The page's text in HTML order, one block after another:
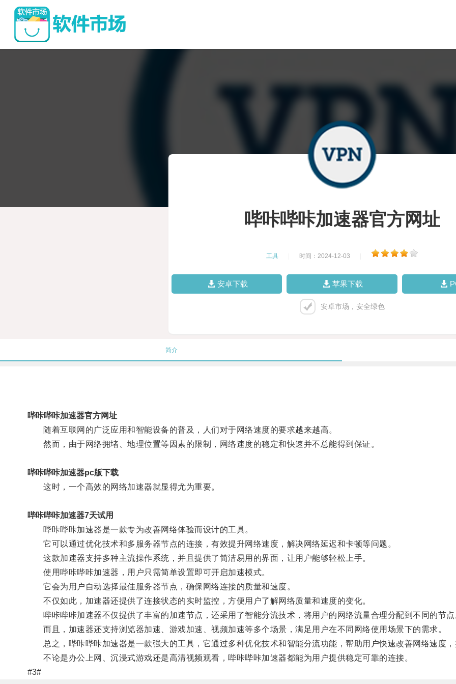
哔咔哔咔加速器官方网址
工具 时间：2024-12-03
安卓下载 苹果下载
安卓市场，安全绿色
简介
哔咔哔咔加速器官方网址
随着互联网的广泛应用和智能设备的普及，人们对于网络速度的要求越来越高。
然而，由于网络拥堵、地理位置等因素的限制，网络速度的稳定和快速并不总能得到保证。
哔咔哔咔加速器pc版下载
这时，一个高效的网络加速器就显得尤为重要。
哔咔哔咔加速器7天试用
哔咔哔咔加速器是一款专为改善网络体验而设计的工具。
它可以通过优化技术和多服务器节点的连接，有效提升网络速度，解决网络延迟和卡顿等问题。
这款加速器支持多种主流操作系统，并且提供了简洁易用的界面，让用户能够轻松上手。
使用哔咔哔咔加速器，用户只需简单设置即可开启加速模式。
它会为用户自动选择最佳服务器节点，确保网络连接的质量和速度。
不仅如此，加速器还提供了连接状态的实时监控，方便用户了解网络质量和速度的变化。
哔咔哔咔加速器不仅提供了丰富的加速节点，还采用了智能分流技术，将用户的网络流量合理分配到不同的节点
而且，加速器还支持浏览器加速、游戏加速、视频加速等多个场景，满足用户在不同网络使用场景下的需求。
总之，哔咔哔咔加速器是一款强大的工具，它通过多种优化技术和智能分流功能，帮助用户快速改善网络速度，
不论是办公上网、沉浸式游戏还是高清视频观看，哔咔哔咔加速器都能为用户提供稳定可靠的连接。
#3#